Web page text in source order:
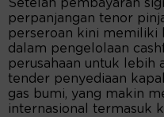
Setelah pembayaran
perpanjangan tenor
perseroan kini memiliki
dalam pengelolaan
perusahaan untuk lebih
tender penyediaan
gas bumi, yang makin
internasional termasuk